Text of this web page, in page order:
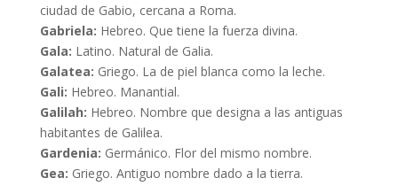
ciudad de Gabio, cercana a Roma.
Gabriela: Hebreo. Que tiene la fuerza divina.
Gala: Latino. Natural de Galia.
Galatea: Griego. La de piel blanca como la leche.
Gali: Hebreo. Manantial.
Galilah: Hebreo. Nombre que designa a las antiguas
habitantes de Galilea.
Gardenia: Germánico. Flor del mismo nombre.
Gea: Griego. Antiguo nombre dado a la tierra.